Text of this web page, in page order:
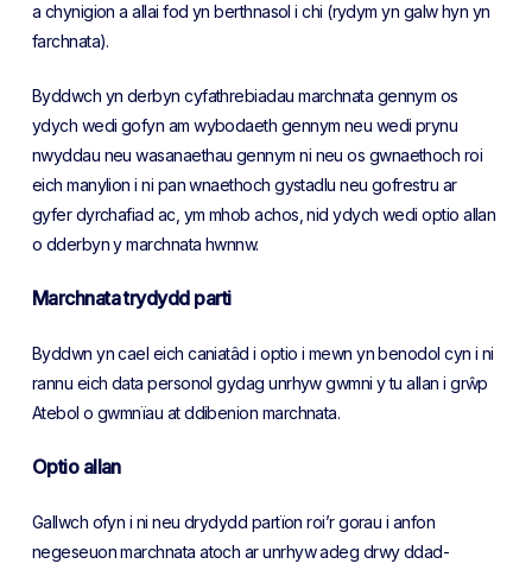
a chynigion a allai fod yn berthnasol i chi (rydym yn galw hyn yn
farchnata).
Byddwch yn derbyn cyfathrebiadau marchnata gennym os
ydych wedi gofyn am wybodaeth gennym neu wedi prynu
nwyddau neu wasanaethau gennym ni neu os gwnaethoch roi
eich manylion i ni pan wnaethoch gystadlu neu gofrestru ar
gyfer dyrchafiad ac, ym mhob achos, nid ydych wedi optio allan
o dderbyn y marchnata hwnnw.
Marchnata trydydd parti
Byddwn yn cael eich caniatâd i optio i mewn yn benodol cyn i ni
rannu eich data personol gydag unrhyw gwmni y tu allan i grŵp
Atebol o gwmnïau at ddibenion marchnata.
Optio allan
Gallwch ofyn i ni neu drydydd partïon roi’r gorau i anfon
negeseuon marchnata atoch ar unrhyw adeg drwy ddad-